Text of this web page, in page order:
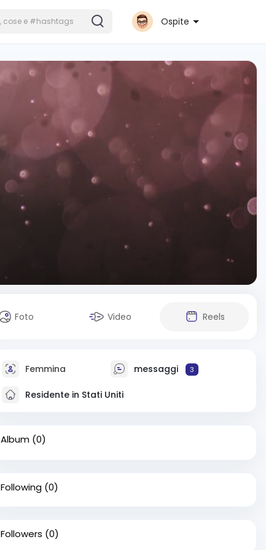
Ospite
Foto Video Reels
Femmina messaggi 3
Residente in Stati Uniti
Album (0)
Following (0)
Followers (0)